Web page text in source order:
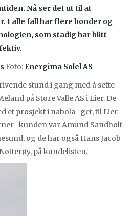
Nå ser det ut til at
I alle fall har flere bønder og
som stadig har blitt
Foto: Energima Solel AS
stund i gang med å sette
på Store Valle AS i Lier. De
et prosjekt i nabola- get, til Lier
kunden var Amund Sandholt
og de har også Hans Jacob
på kundelisten.